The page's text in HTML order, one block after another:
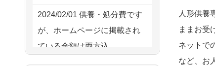
人形供養
ままお受
ネットで
など、お
2026/08/01 17:10
東京都の方からお申込み
2026/08/01 11:07
つい先日も利用さ
せていただきました。 手続...
2024/02/01 供養・処分費です
が、ホームページに掲載され
ている金額は両方込...